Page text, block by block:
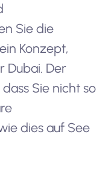
Sie die
Konzept,
Dubai. Der
Sie nicht so
dies auf See